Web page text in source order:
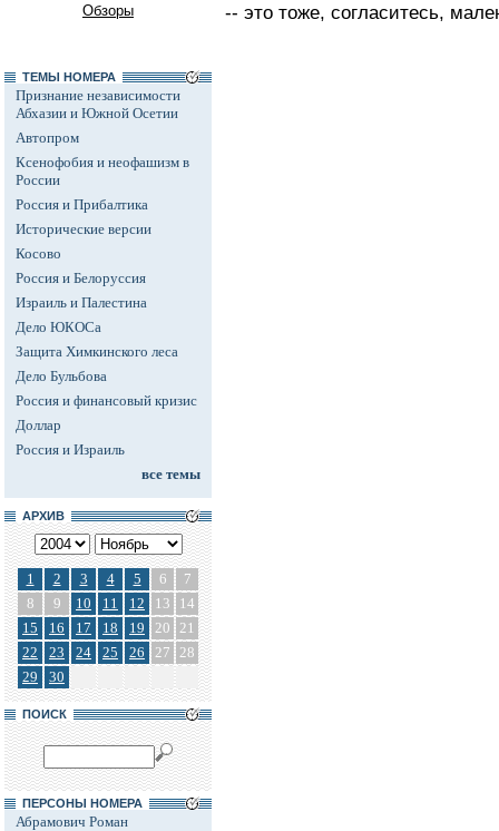
Обзоры
ТЕМЫ НОМЕРА
Признание независимости
Абхазии и Южной Осетии
Автопром
Ксенофобия и неофашизм в
России
Россия и Прибалтика
Исторические версии
Косово
Россия и Белоруссия
Израиль и Палестина
Дело ЮКОСа
Защита Химкинского леса
Дело Бульбова
Россия и финансовый кризис
Доллар
Россия и Израиль
все темы
АРХИВ
1 2 3 4 5 6
7
8
9 10 11 12 13
14
15
16 17 18 19 20 21
22
23 24 25 26 27 28
29
30
ПОИСК
ПЕРСОНЫ НОМЕРА
Абрамович Роман
-- это тоже, согласитесь,